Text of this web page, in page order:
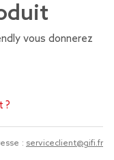
vous donnerez
?
: serviceclient@gifi.fr